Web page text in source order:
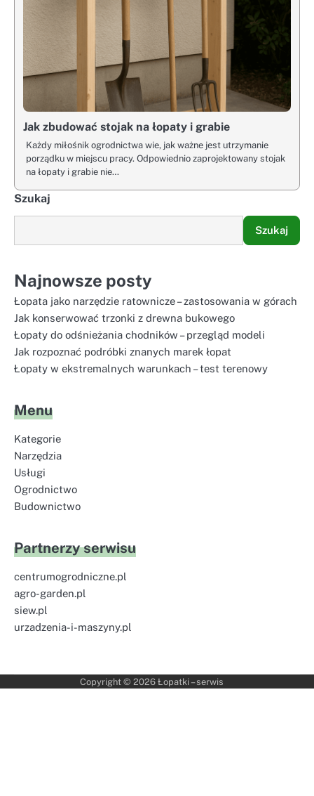
Jak zbudować stojak na łopaty i grabie
Każdy miłośnik ogrodnictwa wie, jak ważne jest utrzymanie
porządku w miejscu pracy. Odpowiednio zaprojektowany stojak
na łopaty i grabie nie…
Szukaj
Szukaj
Najnowsze posty
Łopata jako narzędzie ratownicze – zastosowania w górach
Jak konserwować trzonki z drewna bukowego
Łopaty do odśnieżania chodników – przegląd modeli
Jak rozpoznać podróbki znanych marek łopat
Łopaty w ekstremalnych warunkach – test terenowy
Menu
Kategorie
Narzędzia
Usługi
Ogrodnictwo
Budownictwo
Partnerzy serwisu
centrumogrodniczne.pl
agro-garden.pl
siew.pl
urzadzenia-i-maszyny.pl
Copyright © 2026 Łopatki – serwis